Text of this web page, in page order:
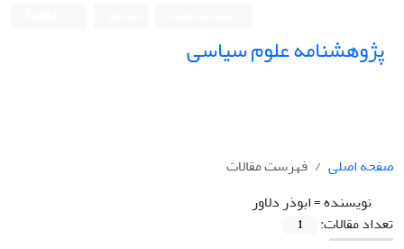
پژوهشنامه علوم سیاسی
صفحه اصلی
فهرست مقالات
نویسنده =ابوذر دلاور
تعداد مقالات:
1